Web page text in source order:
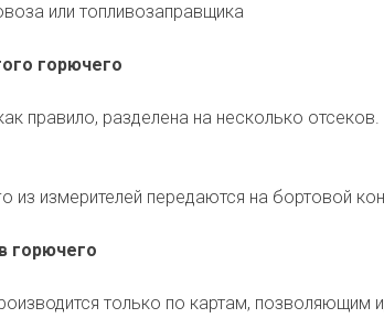
или топливозаправщика
горючего
правило, разделена на несколько
из измерителей передаются на бортовой
горючего
только по картам, позволяющим